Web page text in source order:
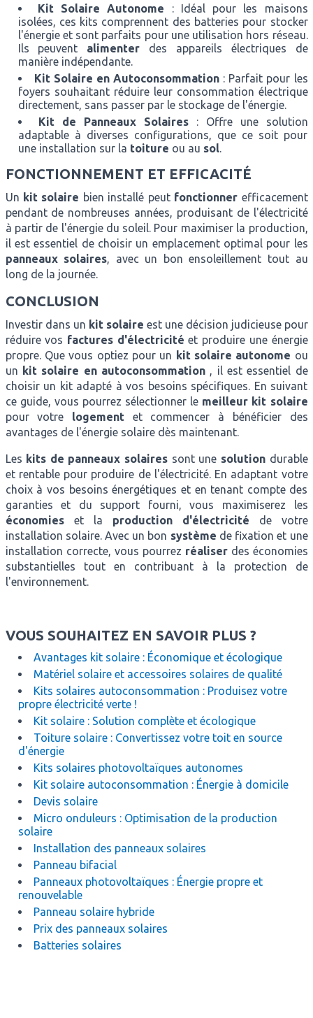
Kit Solaire Autonome : Idéal pour les maisons
isolées, ces kits comprennent des batteries pour stocker
l'énergie et sont parfaits pour une utilisation hors réseau.
Ils peuvent alimenter des appareils électriques de
manière indépendante.
Kit Solaire en Autoconsommation : Parfait pour les
foyers souhaitant réduire leur consommation électrique
directement, sans passer par le stockage de l'énergie.
Kit de Panneaux Solaires: Offre une solution
adaptable à diverses configurations, que ce soit pour
une installation sur la toiture ou au sol.
FONCTIONNEMENT ET EFFICACITÉ
Un kit solaire bien installé peut fonctionner efficacement
pendant de nombreuses années, produisant de l'électricité
à partir de l'énergie du soleil. Pour maximiser la production,
il est essentiel de choisir un emplacement optimal pour les
panneaux solaires, avec un bon ensoleillement tout au
long de la journée.
CONCLUSION
Investir dans un kit solaire est une décision judicieuse pour
réduire vos factures d'électricitéet produire une énergie
propre. Que vous optiez pour un kit solaire autonome ou
un kit solaire en autoconsommation , il est essentiel de
choisir un kit adapté à vos besoins spécifiques. En suivant
ce guide, vous pourrez sélectionner le meilleur kit solaire
pour votre logement et commencer à bénéficier des
avantages de l'énergie solaire dès maintenant.
Les kits de panneaux solaires sont une solutiondurable
et rentable pour produire de l'électricité. En adaptant votre
choix à vos besoins énergétiques et en tenant compte des
garanties et du support fourni, vous maximiserez les
économieset la production d'électricité de votre
installation solaire. Avec un bon système de fixation et une
installation correcte, vous pourrez réaliserdes économies
substantielles tout en contribuant à la protection de
l'environnement.
VOUS SOUHAITEZ EN SAVOIR PLUS ?
Avantages kit solaire : Économique et écologique
Matériel solaire et accessoires solaires de qualité
Kits solaires autoconsommation : Produisez votre
propre électricité verte !
Kit solaire : Solution complète et écologique
Toiture solaire : Convertissez votre toit en source
d'énergie
Kits solaires photovoltaïques autonomes
Kit solaire autoconsommation : Énergie à domicile
Devis solaire
Micro onduleurs : Optimisation de la production
solaire
Installation des panneaux solaires
Panneau bifacial
Panneaux photovoltaïques : Énergie propre et
renouvelable
Panneau solaire hybride
Prix des panneaux solaires
Batteries solaires